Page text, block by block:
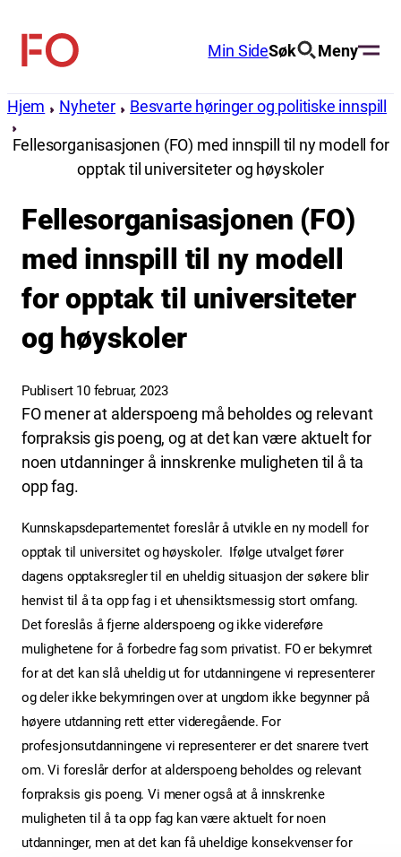
innhold
FO
Min SideSøk Meny
Hjem Nyheter Besvarte høringer og politiske innspill
Fellesorganisasjonen (FO) med innspill til ny modell for
opptak til universiteter og høyskoler
Fellesorganisasjonen (FO)
med innspill til ny modell
for opptak til universiteter
og høyskoler
Publisert 10 februar, 2023
FO mener at alderspoeng må beholdes og relevant
forpraksis gis poeng, og at det kan være aktuelt for
noen utdanninger å innskrenke muligheten til å ta
opp fag.
Kunnskapsdepartementet foreslår å utvikle en ny modell for
opptak til universitet og høyskoler. Ifølge utvalget fører
dagens opptaksregler til en uheldig situasjon der søkere blir
henvist til å ta opp fag i et uhensiktsmessig stort omfang.
Det foreslås å fjerne alderspoeng og ikke videreføre
mulighetene for å forbedre fag som privatist. FO er bekymret
for at det kan slå uheldig ut for utdanningene vi representerer
og deler ikke bekymringen over at ungdom ikke begynner på
høyere utdanning rett etter videregående. For
profesjonsutdanningene vi representerer er det snarere tvert
om.Vi foreslår derfor at alderspoeng beholdes og relevant
forpraksis gis poeng. Vi mener også at å innskrenke
muligheten til å ta opp fag kan være aktuelt for noen
utdanninger, men at det kan få uheldige konsekvenser for